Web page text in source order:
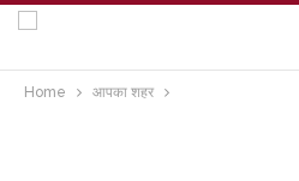
Home आपका शहर